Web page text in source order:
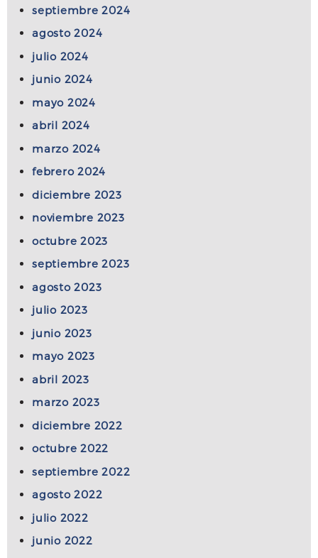
septiembre 2024
agosto 2024
julio 2024
junio 2024
mayo 2024
abril 2024
marzo 2024
febrero 2024
diciembre 2023
noviembre 2023
octubre 2023
septiembre 2023
agosto 2023
julio 2023
junio 2023
mayo 2023
abril 2023
marzo 2023
diciembre 2022
octubre 2022
septiembre 2022
agosto 2022
julio 2022
junio 2022